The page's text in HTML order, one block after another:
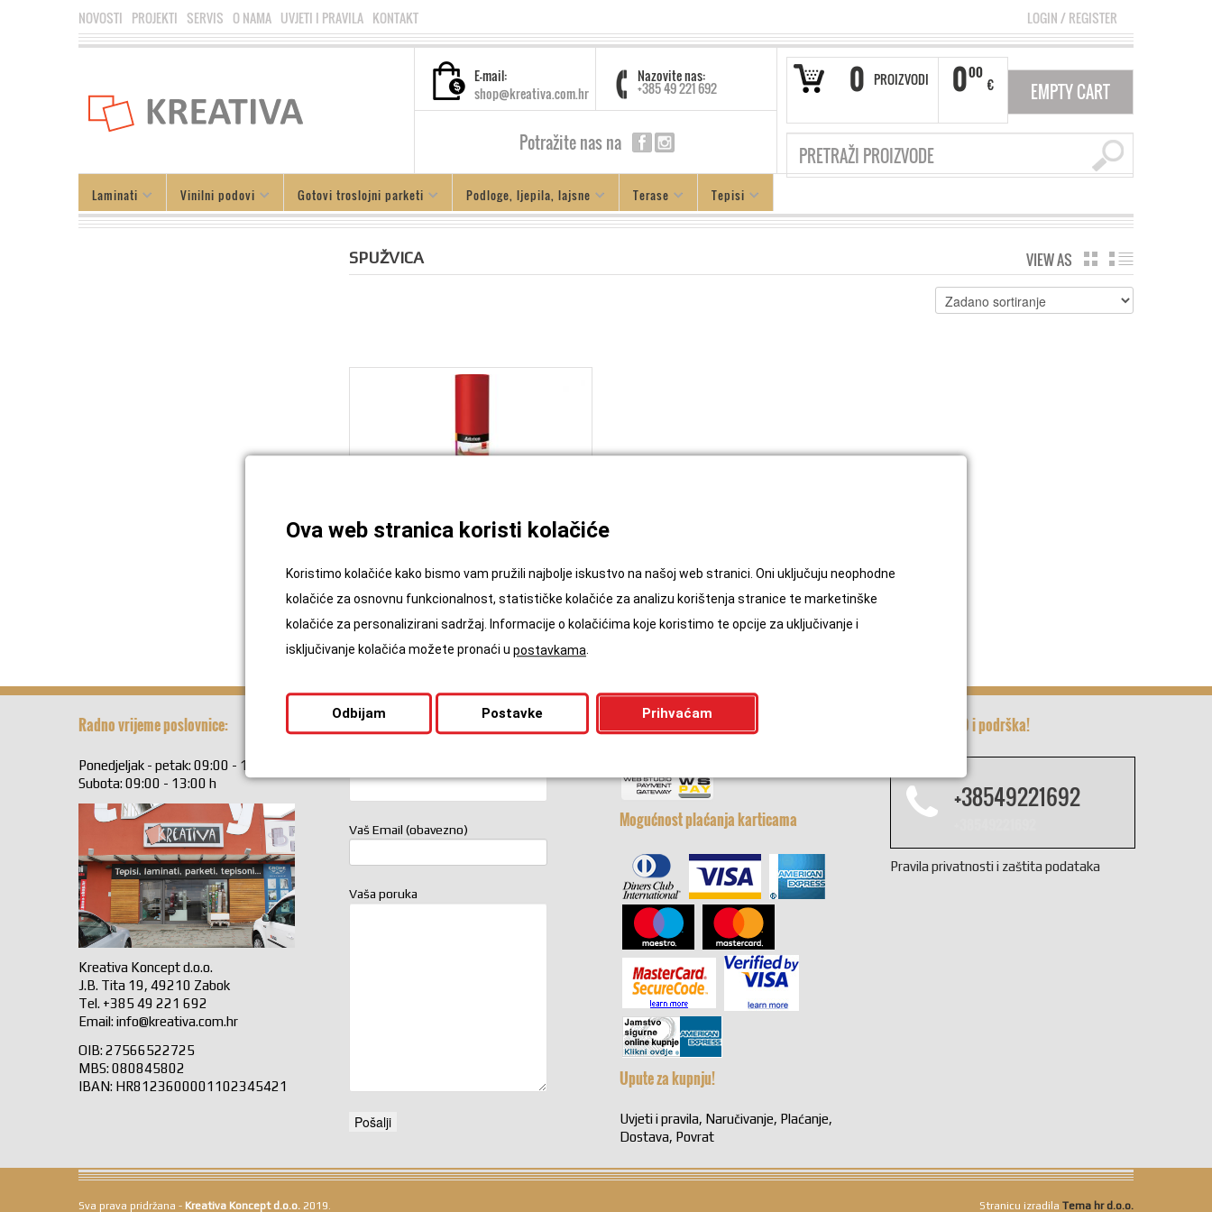
NOVOSTI PROJEKTI SERVIS O NAMA UVJETI I PRAVILA KONTAKT LOGIN/REGISTER
0 PROIZVODI 000
€ EMPTY CART
E-mail:
shop@kreativa.com.hr
Nazovite nas:
+385 49 221 692
Potražite nas na
Laminati Vinilni podovi Gotovi troslojni parketi Podloge, ljepila, lajsne Terase Tepisi
SPUŽVICA VIEW AS GRID
Podloga Secura thermo 1.6 mm
1,75 €/m2
Radno vrijeme poslovnice:
Ponedjeljak - petak: 09:00 - 17:00 h
Subota: 09:00 - 13:00 h
Kreativa Koncept d.o.o.
J.B. Tita 19, 49210 Zabok
Tel. +385 49 221 692
Email: info@kreativa.com.hr
OIB: 27566522725
MBS: 080845802
IBAN: HR8123600001102345421
Kontaktirajte nas!
Vaš Email (obavezno)
Vaša poruka
WSPAY Kartično Plaćanje
Mogućnost plaćanja karticama
Upute za kupnju!
Uvjeti i pravila, Naručivanje, Plaćanje,
Dostava, Povrat
Kreativa INFO i podrška!
+38549221692
Pravila privatnosti i zaštita podataka
Sva prava pridržana - Kreativa Koncept d.o.o. 2019. Stranicu izradila Tema hr d.o.o.
Ova web stranica koristi kolačiće
Koristimo kolačiće kako bismo vam pružili najbolje iskustvo na našoj web stranici. Oni uključuju neophodne
kolačiće za osnovnu funkcionalnost, statističke kolačiće za analizu korištenja stranice te marketinške
kolačiće za personalizirani sadržaj. Informacije o kolačićima koje koristimo te opcije za uključivanje i
isključivanje kolačića možete pronaći u postavkama
Prihvaćam
Odbijam Postavke